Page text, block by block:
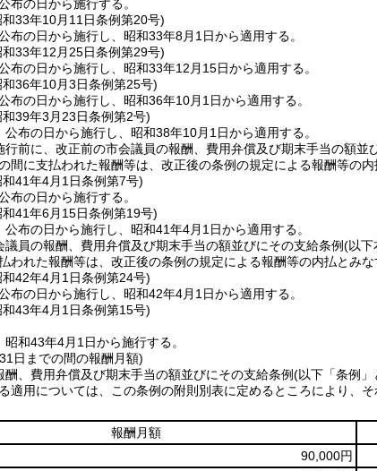
布の日から施行する。
和33年10月11日条例第20号)
布の日から施行し、昭和33年8月1日から適用する。
和33年12月25日条例第29号)
布の日から施行し、昭和33年12月15日から適用する。
和36年10月3日条例第25号)
布の日から施行し、昭和36年10月1日から適用する。
和39年3月23日条例第2号)
公布の日から施行し、昭和38年10月1日から適用する。
行前に、改正前の市会議員の報酬、費用弁償及び期末手当の額
間に支払われた報酬等は、改正後の条例の規定による報酬等の内
和41年4月1日条例第7号)
布の日から施行する。
和41年6月15日条例第19号)
公布の日から施行し、昭和41年4月1日から適用する。
議員の報酬、費用弁償及び期末手当の額並びにその支給条例(以下
われた報酬等は、改正後の条例の規定による報酬等の内払とみな
和42年4月1日条例第24号)
布の日から施行し、昭和42年4月1日から適用する。
和43年4月1日条例第15号)
昭和43年4月1日から施行する。
日までの間の報酬月額)
酬、費用弁償及び期末手当の額並びにその支給条例(以下「条例」
適用については、この条例の附則別表に定めるところにより、そ
報酬月額
90,000円